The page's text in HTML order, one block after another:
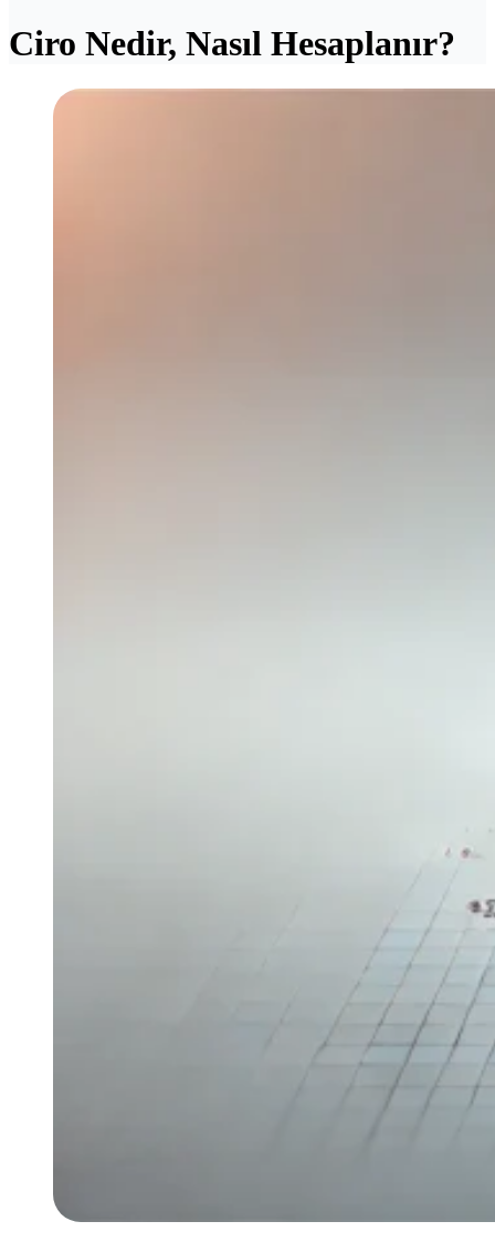
Ciro Nedir, Nasıl Hesaplanır?